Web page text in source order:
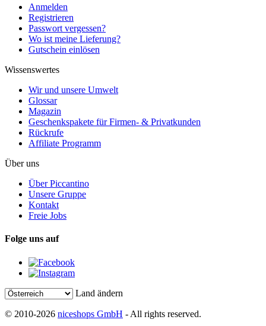
Anmelden
Registrieren
Passwort vergessen?
Wo ist meine Lieferung?
Gutschein einlösen
Wissenswertes
Wir und unsere Umwelt
Glossar
Magazin
Geschenkspakete für Firmen- & Privatkunden
Rückrufe
Affiliate Programm
Über uns
Über Piccantino
Unsere Gruppe
Kontakt
Freie Jobs
Folge uns auf
Land ändern
© 2010-2026 niceshops GmbH - All rights reserved.